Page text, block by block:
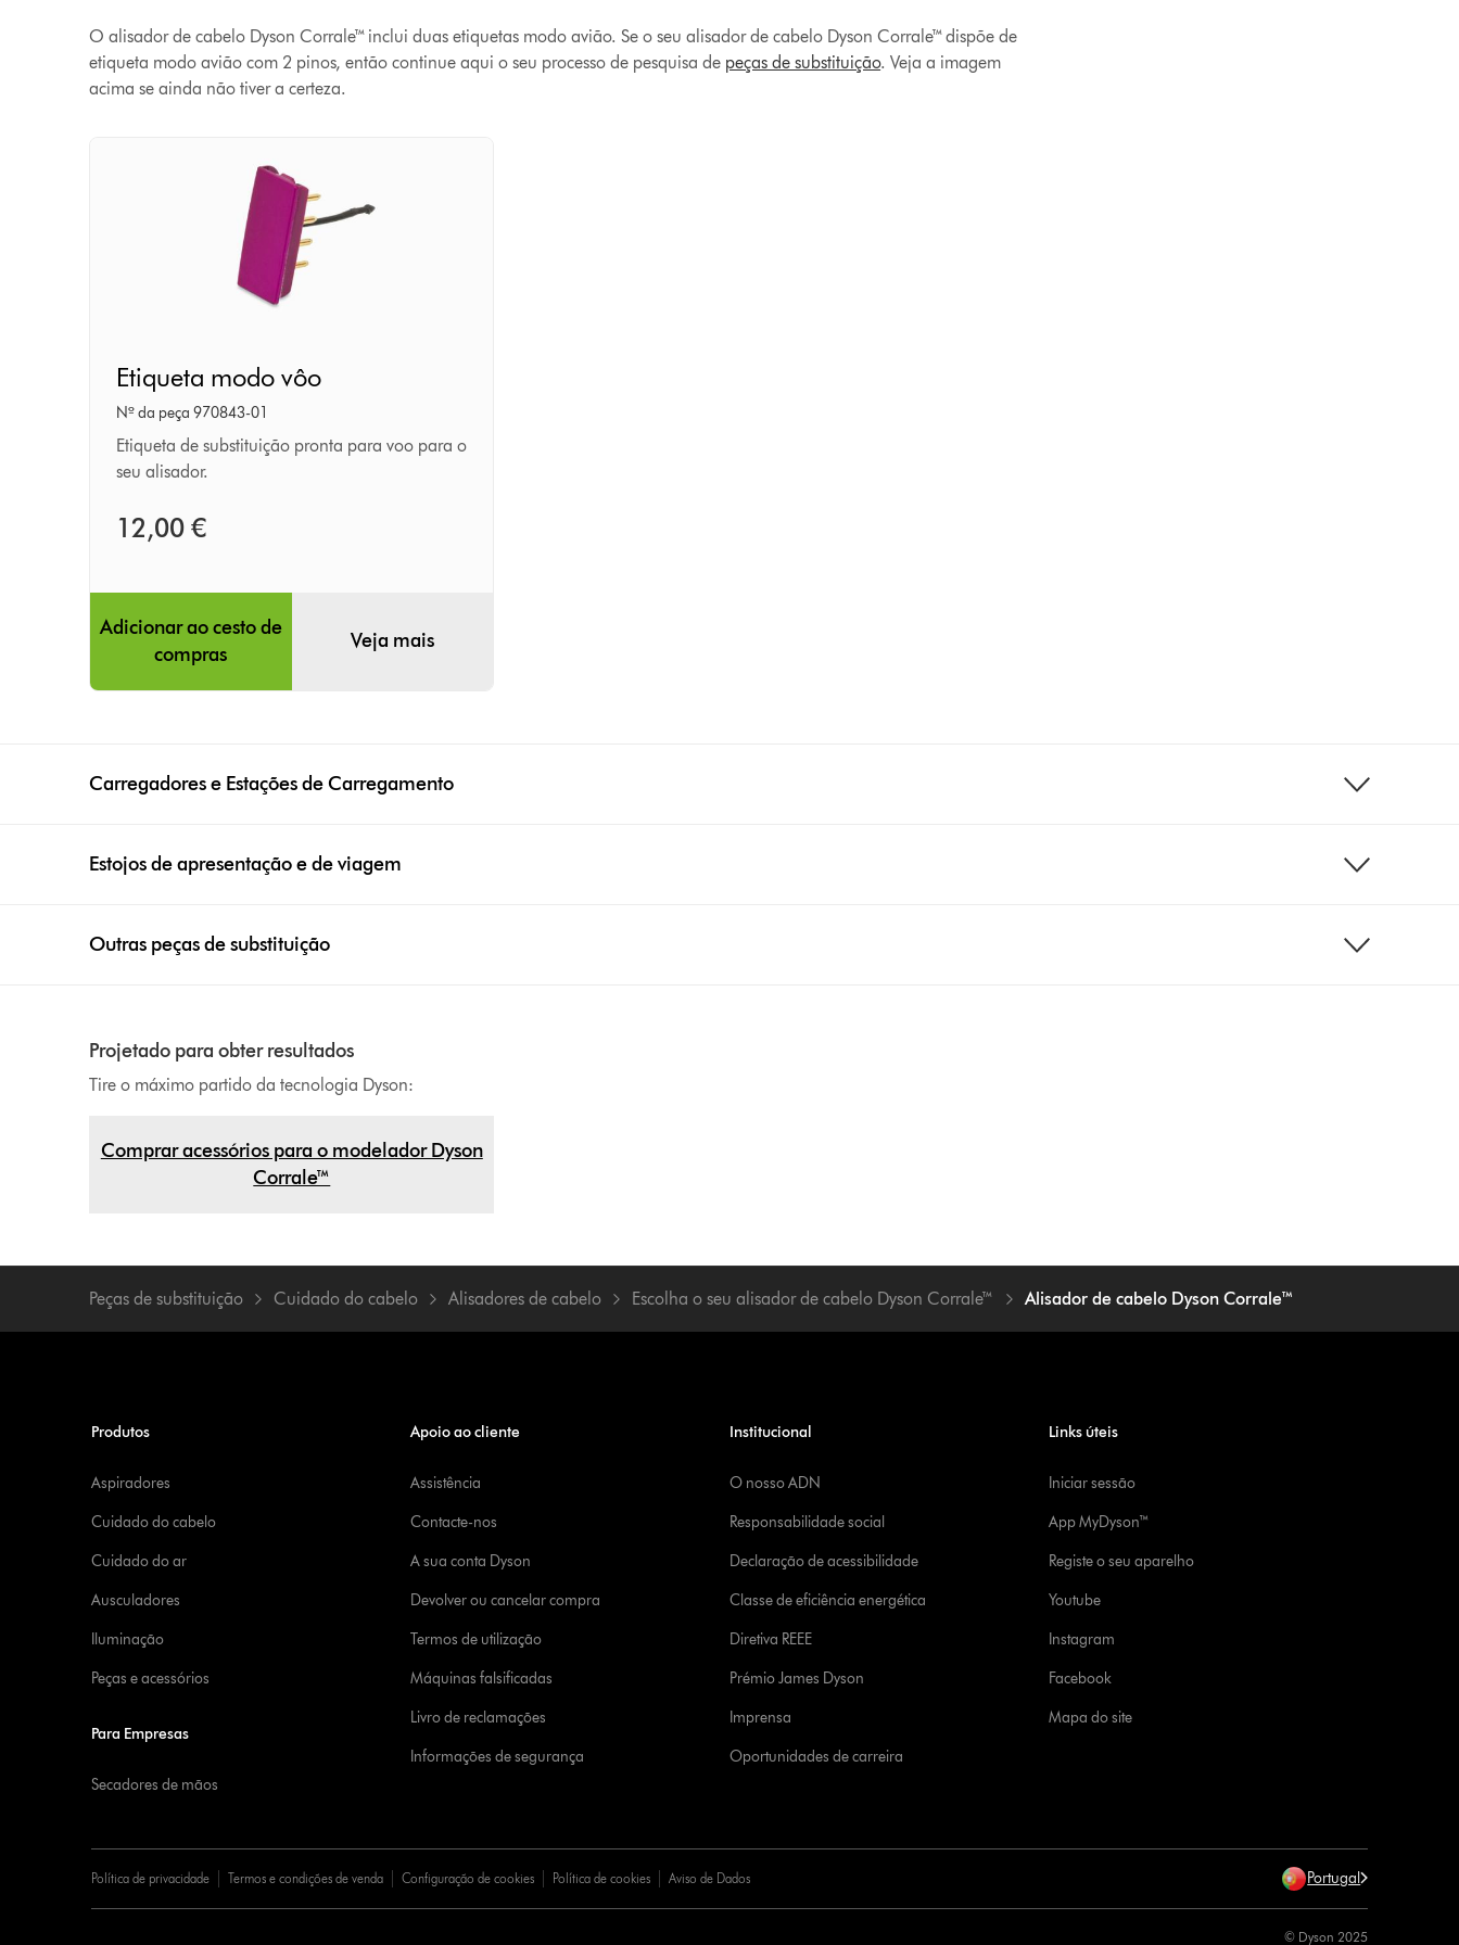
O alisador de cabelo Dyson Corrale™ inclui duas etiquetas modo avião. Se o seu alisador de cabelo Dyson Corrale™ dispõe de
etiqueta modo avião com 2 pinos, então continue aqui o seu processo de pesquisa de peças de substituição. Veja a imagem
acima se ainda não tiver a certeza.
modo
vôo
Etiqueta modo vôo
Nº da peça 970843-01
Etiqueta de substituição pronta para voo para o
seu alisador.
12,00 €
Adicionar ao cesto de
compras
Veja mais
Carregadores e Estações de Carregamento
Estojos de apresentação e de viagem
Outras peças de substituição
Projetado para obter resultados
Tire o máximo partido da tecnologia Dyson:
Comprar acessórios para o modelador Dyson
Corrale™
Peças de substituição Cuidado do cabelo Alisadores de cabelo Escolha o seu alisador de cabelo Dyson Corrale™ Alisador de cabelo Dyson Corrale™
Produtos
Aspiradores
Cuidado do cabelo
Cuidado do ar
Ausculadores
Iluminação
Peças e acessórios
Para Empresas
Secadores de mãos
Apoio ao cliente
Assistência
Contacte-nos
A sua conta Dyson
Devolver ou cancelar compra
Termos de utilização
Máquinas falsificadas
Livro de reclamações
Informações de segurança
Institucional
O nosso ADN
Responsabilidade social
Declaração de acessibilidade
Classe de eficiência energética
Diretiva REEE
Prémio James Dyson
Imprensa
Oportunidades de carreira
Links úteis
Iniciar sessão
App MyDyson™
Registe o seu aparelho
Youtube
Instagram
Facebook
Mapa do site
Política de privacidade Termos e condições de venda Configuração de cookies Política de cookies Aviso de Dados Portugal
© Dyson 2025